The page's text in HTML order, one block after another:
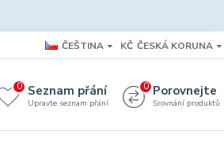
ČEŠTINA KČ ČESKÁ KORUNA
Seznam přání
Upravte seznam přání
0 Porovnejte
Srovnání produktů
0